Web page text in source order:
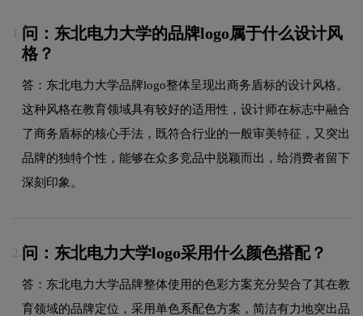
问：东北电力大学的品牌logo属于什么设计风
格？
答：东北电力大学品牌logo整体呈现出商务盾标的设计风格。
这种风格在教育领域具有较好的适用性，设计师在标志中融合
了商务盾标的核心手法，既符合行业的一般审美特征，又突出
品牌的独特个性，能够在众多竞品中脱颖而出，给消费者留下
深刻印象。
2. 问：东北电力大学logo采用什么颜色搭配？
答：东北电力大学品牌整体使用的色彩方案充分契合了其在教
育领域的品牌定位，采用单色系配色方案，简洁有力地突出品